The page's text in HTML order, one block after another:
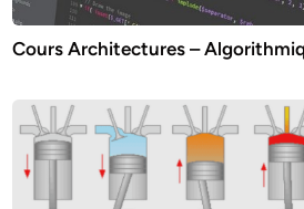
Cours Architectures –